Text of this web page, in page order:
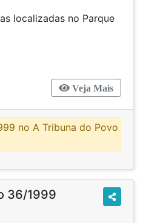
localizadas no Parque
Veja Mais
no A Tribuna do Povo
36/1999